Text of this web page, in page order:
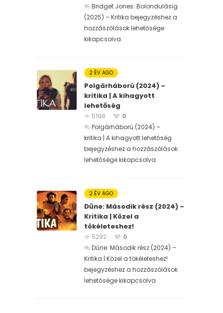
Bridget Jones: Bolondulásig
(2025) – Kritika bejegyzéshez a
hozzászólások lehetősége
kikapcsolva
2 ÉV AGO
Polgárháború (2024) –
kritika | A kihagyott
lehetőség
5198
0
Polgárháború (2024) –
kritika | A kihagyott lehetőség
bejegyzéshez a hozzászólások
lehetősége kikapcsolva
2 ÉV AGO
Dűne: Második rész (2024) –
Kritika | Közel a
tökéleteshez!
5292
0
Dűne: Második rész (2024) –
Kritika | Közel a tökéleteshez!
bejegyzéshez a hozzászólások
lehetősége kikapcsolva